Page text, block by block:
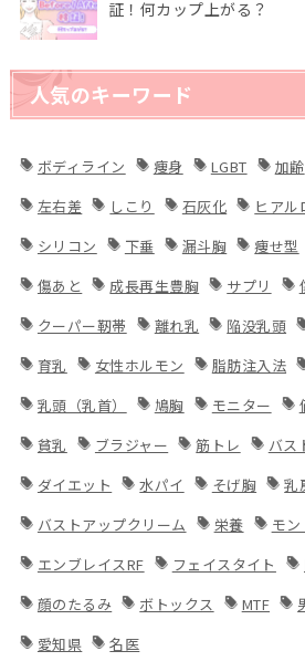
証！何カップ上がる？
人気のキーワード
ボディライン 痩身 LGBT 加齢
左右差
しこり 石灰化 ヒアル
シリコン
下垂 漏斗胸 痩せ型
傷あと
成長再生豊胸 サプリ
クーパー靭帯
離れ乳 陥没乳頭
育乳
女性ホルモン 脂肪注入法
乳頭（乳首）
鳩胸 モニター
貧乳
ブラジャー 筋トレ
バス
ダイエット
水パイ そげ胸 乳
バストアップクリーム
栄養
モ
エンブレイスRF
フェイスタイト
顔のたるみ
ボトックス MTF
愛知県
名医